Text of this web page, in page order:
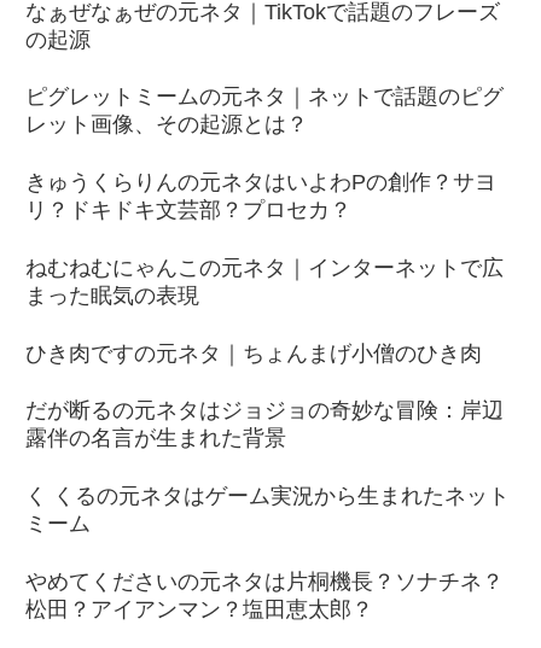
なぁぜなぁぜの元ネタ｜TikTokで話題のフレーズ
の起源
ピグレットミームの元ネタ｜ネットで話題のピグ
レット画像、その起源とは？
きゅうくらりんの元ネタはいよわPの創作？サヨ
リ？ドキドキ文芸部？プロセカ？
ねむねむにゃんこの元ネタ｜インターネットで広
まった眠気の表現
ひき肉ですの元ネタ｜ちょんまげ小僧のひき肉
だが断るの元ネタはジョジョの奇妙な冒険：岸辺
露伴の名言が生まれた背景
く くるの元ネタはゲーム実況から生まれたネット
ミーム
やめてくださいの元ネタは片桐機長？ソナチネ？
松田？アイアンマン？塩田恵太郎？